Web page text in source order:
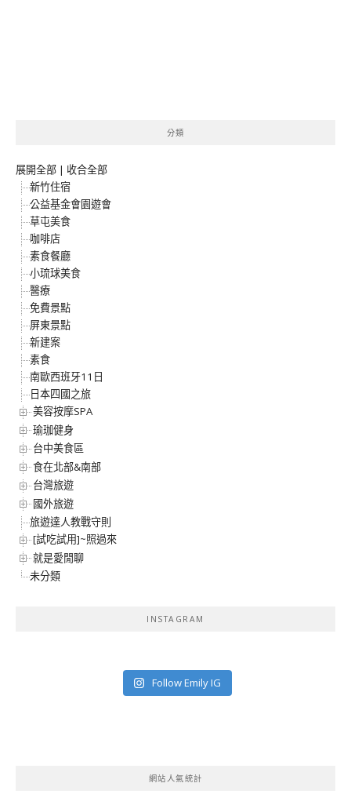
分類
展開全部 | 收合全部
新竹住宿
公益基金會園遊會
草屯美食
咖啡店
素食餐廳
小琉球美食
醫療
免費景點
屏東景點
新建案
素食
南歐西班牙11日
日本四國之旅
美容按摩SPA
瑜珈健身
台中美食區
食在北部&南部
台灣旅遊
國外旅遊
旅遊達人教戰守則
[試吃試用]~照過來
就是愛閒聊
未分類
INSTAGRAM
Follow Emily IG
網站人氣統計